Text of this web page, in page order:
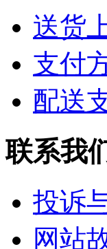
送货
支付
配送
联系我
投诉
网站